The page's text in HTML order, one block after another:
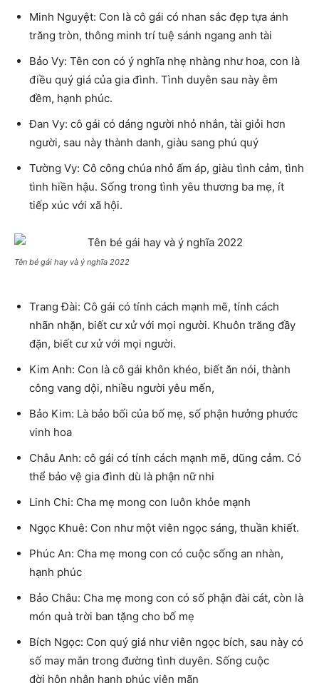
Minh Nguyệt: Con là cô gái có nhan sắc đẹp tựa ánh
trăng tròn, thông minh trí tuệ sánh ngang anh tài
Bảo Vy: Tên con có ý nghĩa nhẹ nhàng như hoa, con là
điều quý giá của gia đình. Tình duyên sau này êm
đềm, hạnh phúc.
Đan Vy: cô gái có dáng người nhỏ nhắn, tài giỏi hơn
người, sau này thành danh, giàu sang phú quý
Tường Vy: Cô công chúa nhỏ ấm áp, giàu tình cảm, tình
tình hiền hậu. Sống trong tình yêu thương ba mẹ, ít
tiếp xúc với xã hội.
Tên bé gái hay và ý nghĩa 2022
Trang Đài: Cô gái có tính cách mạnh mẽ, tính cách
nhãn nhặn, biết cư xử với mọi người. Khuôn trăng đầy
đặn, biết cư xử với mọi người.
Kim Anh: Con là cô gái khôn khéo, biết ăn nói, thành
công vang dội, nhiều người yêu mến,
Bảo Kim: Là bảo bối của bố mẹ, số phận hưởng phước
vinh hoa
Châu Anh: cô gái có tính cách mạnh mẽ, dũng cảm. Có
thể bảo vệ gia đình dù là phận nữ nhi
Linh Chi: Cha mẹ mong con luôn khỏe mạnh
Ngọc Khuê: Con như một viên ngọc sáng, thuần khiết.
Phúc An: Cha mẹ mong con có cuộc sống an nhàn,
hạnh phúc
Bảo Châu: Cha mẹ mong con có số phận đài cát, còn là
món quà trời ban tặng cho bố mẹ
Bích Ngọc: Con quý giá như viên ngọc bích, sau này có
số may mắn trong đường tình duyên. Sống cuộc
đời hôn nhân hạnh phúc viên mãn